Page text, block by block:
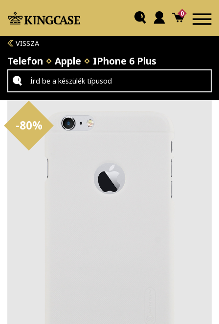
0
VISSZA
Telefon Apple IPhone 6 Plus
-80%